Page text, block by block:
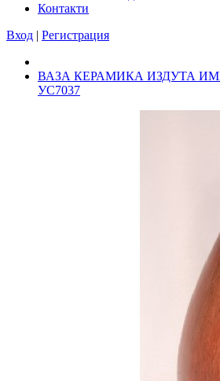
Контакти
Вход | Регистрация
ВАЗА КЕРАМИКА ИЗДУТА
УС7037